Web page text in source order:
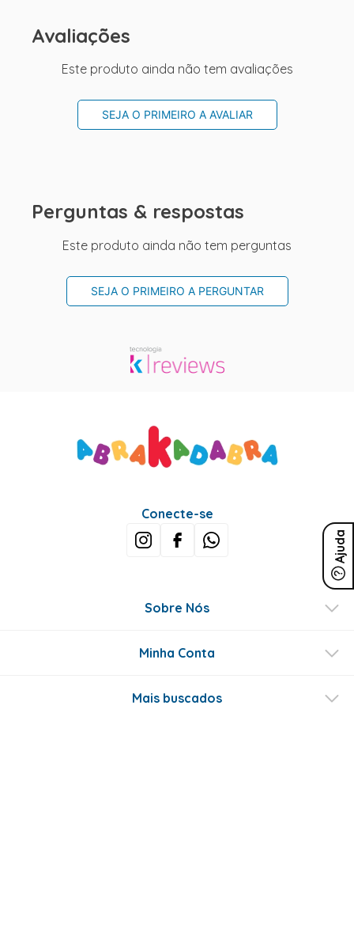
Avaliações
Este produto ainda não tem avaliações
SEJA O PRIMEIRO A AVALIAR
Perguntas & respostas
Este produto ainda não tem perguntas
SEJA O PRIMEIRO A PERGUNTAR
Ajuda
Conecte-se
Sobre Nós
Minha Conta
Mais buscados